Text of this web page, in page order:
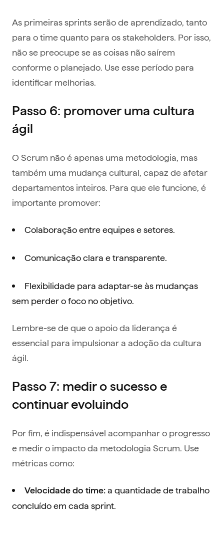
As primeiras sprints serão de aprendizado, tanto
para o time quanto para os stakeholders. Por isso,
não se preocupe se as coisas não saírem
conforme o planejado. Use esse período para
identificar melhorias.
Passo 6: promover uma cultura
ágil
O Scrum não é apenas uma metodologia, mas
também uma mudança cultural, capaz de afetar
departamentos inteiros. Para que ele funcione, é
importante promover:
Colaboração entre equipes e setores.
Comunicação clara e transparente.
Flexibilidade para adaptar-se às mudanças
sem perder o foco no objetivo.
Lembre-se de que o apoio da liderança é
essencial para impulsionar a adoção da cultura
ágil.
Passo 7: medir o sucesso e
continuar evoluindo
Por fim, é indispensável acompanhar o progresso
e medir o impacto da metodologia Scrum. Use
métricas como:
Velocidade do time: a quantidade de trabalho
concluído em cada sprint.